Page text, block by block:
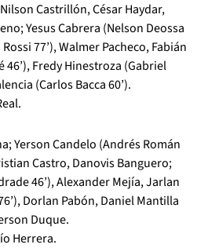
Castrillón, César Haydar,
Yesus Cabrera (Nelson Deossa
77’), Walmer Pacheco, Fabián
Fredy Hinestroza (Gabriel
(Carlos Bacca 60’).
Yerson Candelo (Andrés Román
Castro, Danovis Banguero;
46’), Alexander Mejía, Jarlan
Dorlan Pabón, Daniel Mantilla
Duque.
Herrera.